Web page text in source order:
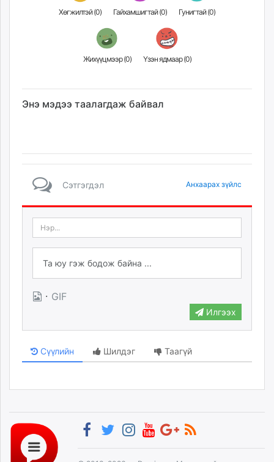
Хөгжилтэй (0) Гайхамшигтай (0) Гунигтай (0)
Жихүүцмээр (0) Үзэн ядмаар (0)
Энэ мэдээ таалагдаж байвал
Сэтгэгдэл Анхаарах зүйлс
· GIF
Илгээх
Сүүлийн Шилдэг Таагүй